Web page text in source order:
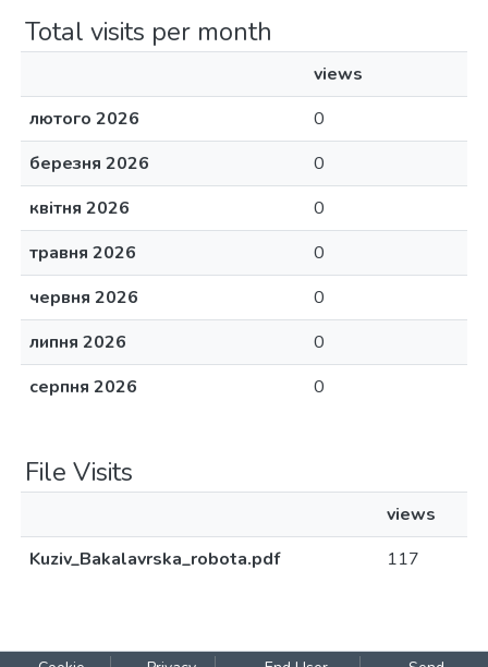
Total visits per month
views
лютого 2026
0
березня 2026
0
квітня 2026
0
травня 2026
0
червня 2026
0
липня 2026
0
серпня 2026
0
File Visits
views
Kuziv_Bakalavrska_robota.pdf
117